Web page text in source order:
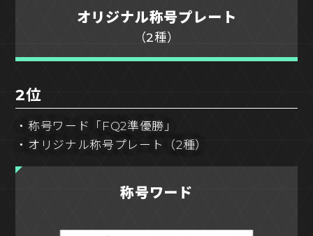
オリジナル称号プレート
（2種）
2位
・称号ワード「FQ2準優勝」
・オリジナル称号プレート（2種）
称号ワード